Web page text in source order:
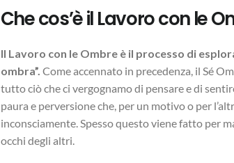
Che cos’è il Lavoro con le
Il Lavoro con le Ombre è il processo di
ombra”. Come accennato in precedenza, il Sé
tutto ciò che ci vergognamo di pensare e di
paura e perversione che, per un motivo o per
inconsciamente. Spesso questo viene fatto per
occhi degli altri.